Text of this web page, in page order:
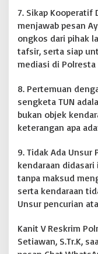
7. Sikap Kooperatif
menjawab pesan
ongkos dari pihak
tafsir, serta siap
mediasi di Polresta
8. Pertemuan
sengketa TUN
bukan objek
keterangan apa
9. Tidak Ada Unsur
kendaraan
tanpa maksud
serta kendaraan
Unsur pencurian
Kanit V Reskrim
Setiawan, S.Tr.K,